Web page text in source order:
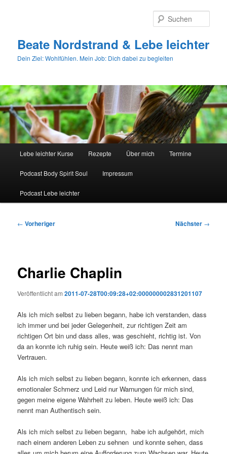
Beate Nordstrand & Lebe leichter
Dein Ziel: Wohlfühlen. Mein Job: Dich dabei zu begleiten
Lebe leichter Kurse Rezepte Über mich Termine
Podcast Body Spirit Soul Impressum
Podcast Lebe leichter
Beitragsnavigation
← Vorheriger Nächster →
Charlie Chaplin
Veröffentlicht am2011-07-28T00:09:28+02:000000002831201107
Als ich mich selbst zu lieben begann, habe ich verstanden, dass
ich immer und bei jeder Gelegenheit, zur richtigen Zeit am
richtigen Ort bin und dass alles, was geschieht, richtig ist. Von
da an konnte ich ruhig sein. Heute weiß ich: Das nennt man
Vertrauen.
Als ich mich selbst zu lieben begann, konnte ich erkennen, dass
emotionaler Schmerz und Leid nur Warnungen für mich sind,
gegen meine eigene Wahrheit zu leben. Heute weiß ich: Das
nennt man Authentisch sein.
Als ich mich selbst zu lieben begann, habe ich aufgehört, mich
nach einem anderen Leben zu sehnen und konnte sehen, dass